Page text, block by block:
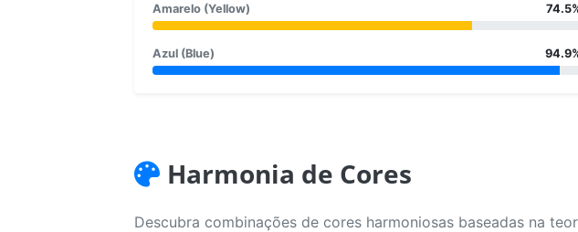
Amarelo (Yellow)
Azul (Blue)
Harmonia de Cores
Descubra combinações de cores harmoniosas baseadas na